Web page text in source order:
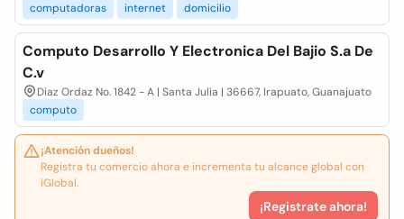
computadoras
internet domicilio
Computo Desarrollo Y Electronica Del Bajio S.a De
C.v
Diaz Ordaz No. 1842 - A | Santa Julia | 36667, Irapuato, Guanajuato
computo
¡Atención dueños!
Registra tu comercio ahora e incrementa tu alcance global con
iGlobal.
¡Registrate ahora!